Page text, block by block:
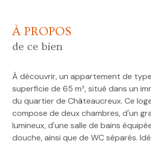
À PROPOS
de ce bien
À découvrir, un appartement de
superficie de 65 m², situé dans un
du quartier de Châteaucreux. Ce
compose de deux chambres, d'un
lumineux, d'une salle de bains
douche, ainsi que de WC séparés.